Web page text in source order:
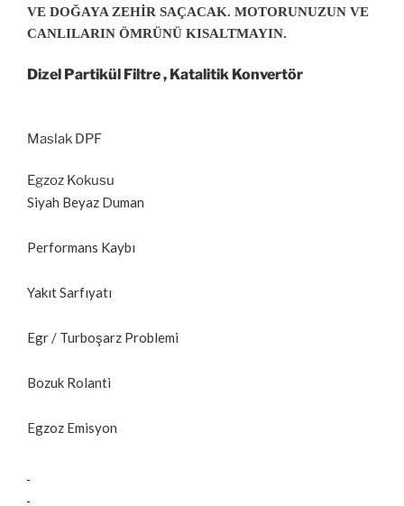
VE DOĞAYA ZEHİR SAÇACAK. MOTORUNUZUN VE
CANLILARIN ÖMRÜNÜ KISALTMAYIN.
Dizel Partikül Filtre , Katalitik Konvertör
Maslak DPF
Egzoz Kokusu
Siyah Beyaz Duman
Performans Kaybı
Yakıt Sarfıyatı
Egr / Turboşarz Problemi
Bozuk Rolanti
Egzoz Emisyon